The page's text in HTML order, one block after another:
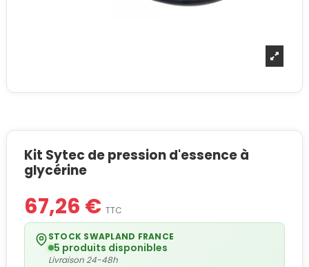
Kit Sytec de pression d'essence à
glycérine
67,26 € TTC
STOCK SWAPLAND FRANCE
5 produits disponibles
Livraison 24-48h